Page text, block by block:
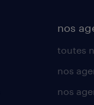
nos
toutes
nos
nos